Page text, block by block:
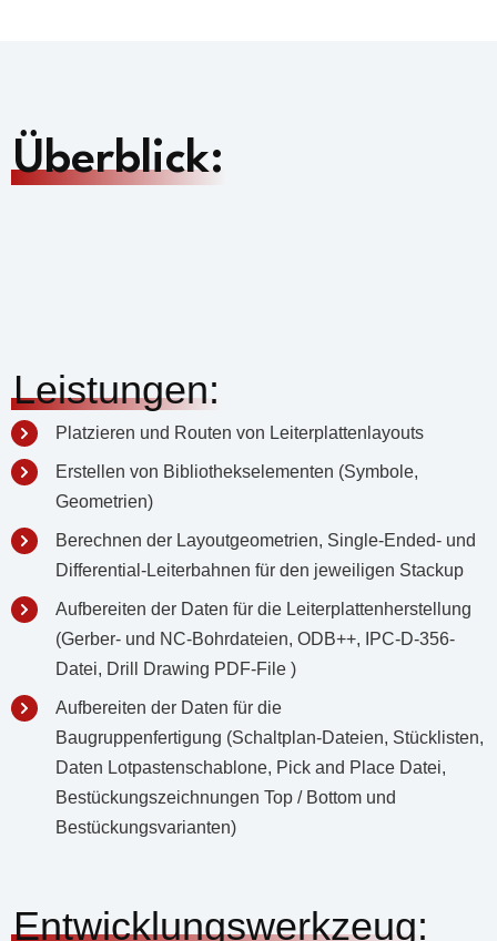
Überblick:
Leistungen:
Platzieren und Routen von Leiterplattenlayouts
Erstellen von Bibliothekselementen (Symbole,
Geometrien)
Berechnen der Layoutgeometrien, Single-Ended- und
Differential-Leiterbahnen für den jeweiligen Stackup
Aufbereiten der Daten für die Leiterplattenherstellung
(Gerber- und NC-Bohrdateien, ODB++, IPC-D-356-
Datei, Drill Drawing PDF-File )
Aufbereiten der Daten für die
Baugruppenfertigung (Schaltplan-Dateien, Stücklisten,
Daten Lotpastenschablone, Pick and Place Datei,
Bestückungszeichnungen Top / Bottom und
Bestückungsvarianten)
Entwicklungswerkzeug: